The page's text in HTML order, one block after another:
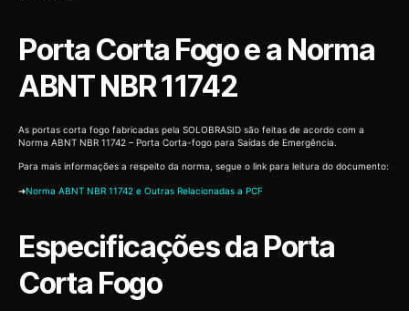
Porta Corta Fogo e a Norma
ABNT NBR 11742
As portas corta fogo fabricadas pela SOLOBRASID são feitas de acordo com a
Norma ABNT NBR 11742 – Porta Corta-fogo para Saídas de Emergência.
Para mais informações a respeito da norma, segue o link para leitura do documento:
➜Norma ABNT NBR 11742 e Outras Relacionadas a PCF
Especificações da Porta
Corta Fogo